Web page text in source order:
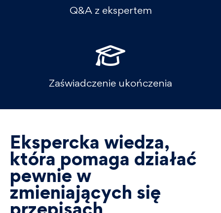
Q&A z ekspertem
Zaświadczenie ukończenia
Ekspercka wiedza,
która pomaga działać
pewnie w
zmieniających się